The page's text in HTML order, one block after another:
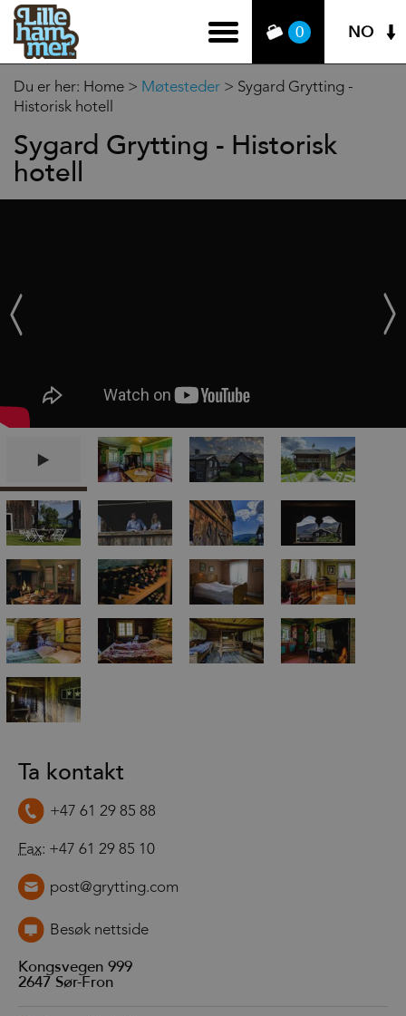
0 NO
Du er her: Home > Møtesteder > Sygard Grytting -
Historisk hotell
Sygard Grytting - Historisk
hotell
Prev
Ta kontakt
+47 61 29 85 88
Fax: +47 61 29 85 10
post@grytting.com
Besøk nettside
Kongsvegen 999
2647 Sør-Fron